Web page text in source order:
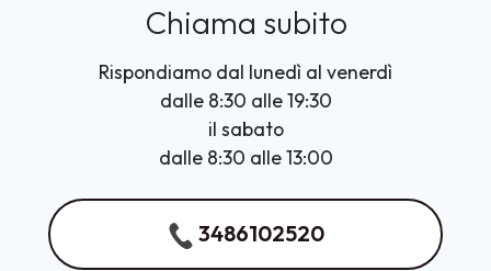
Chiama subito
Rispondiamo dal lunedì al venerdì
dalle 8:30 alle 19:30
il sabato
dalle 8:30 alle 13:00
3486102520